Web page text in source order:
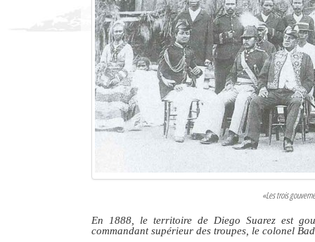
«Les trois
En 1888, le territoire de Diego Suarez est
commandant supérieur des troupes, le colonel